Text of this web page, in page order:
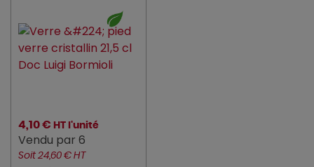
4,10 € HT l'unité
Vendu par 6
Soit 24,60 € HT